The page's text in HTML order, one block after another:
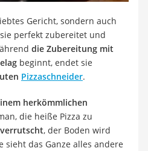
Gericht, sondern auch
perfekt zubereitet und
die Zubereitung mit
beginnt, endet sie
Pizzaschneider.
herkömmlichen
die heiße Pizza zu
, der Boden wird
sieht das Ganze alles andere